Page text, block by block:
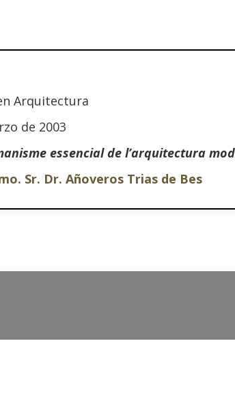
Arquitectura
de 2003
essencial de l’arquitectura
Sr. Dr. Añoveros Trias de Bes